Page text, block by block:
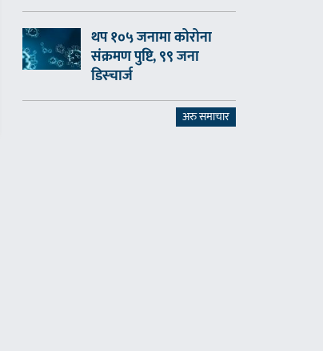
थप १०५ जनामा कोरोना
संक्रमण पुष्टि, ९९ जना
डिस्चार्ज
अरु समाचार